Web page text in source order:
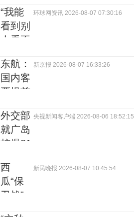
发
念全线
走强
逆转勒
沃库森
“我能
看到别
人看不
西……”一
男子中
手青没
事，晚
上再吃
幻觉被
紧急送
医！
环球网资讯 2026-08-07 07:30:16
东航：
国内客
票提前
费退改
新京报 2026-08-07 16:33:26
外交部
就广岛
核爆81
记者问
央视新闻客户端 2026-08-06 18:52:15
西
瓜“保
卫战”
新民晚报 2026-08-07 10:45:54